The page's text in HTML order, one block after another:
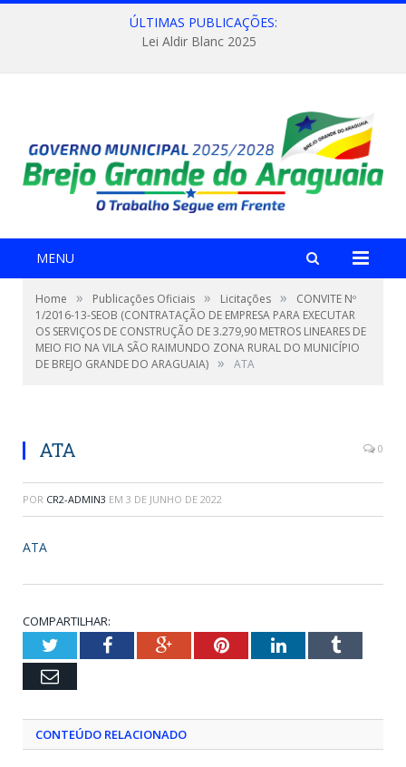
ÚLTIMAS PUBLICAÇÕES:
Lei Aldir Blanc 2025
MENU
Home » Publicações Oficiais » Licitações »
CONVITE Nº
1/2016-13-SEOB (CONTRATAÇÃO DE EMPRESA PARA EXECUTAR
OS SERVIÇOS DE CONSTRUÇÃO DE 3.279,90 METROS LINEARES DE
MEIO FIO NA VILA SÃO RAIMUNDO ZONA RURAL DO MUNICÍPIO
DE BREJO GRANDE DO ARAGUAIA) » ATA
ATA 0
POR CR2-ADMIN3 EM 3 DE JUNHO DE 2022
ATA
COMPARTILHAR:
TwitterFacebookGoogle+PinterestLinkedInTumblr
Email
CONTEÚDO RELACIONADO